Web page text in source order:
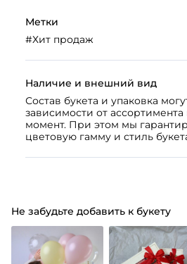
Метки
#Хит продаж
Наличие и внешний вид
Состав букета и упаковка
зависимости от
момент. При этом мы
цветовую гамму и стиль
Не забудьте добавить к букету